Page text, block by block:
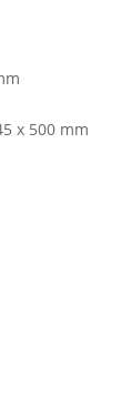
x 500 mm